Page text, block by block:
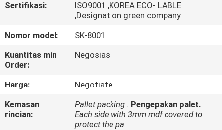
TUR
PABRIK
HUBUNGI
KAMI
BERITA
Sertifikasi:
ISO9001 ,KOREA ECO- LABLE
,Designation green company
Nomor model:
SK-8001
Kuantitas min
Order:
Negosiasi
Harga:
Negotiate
Kemasan
rincian:
Pallet packing . Pengepakan palet.
Each side with 3mm mdf covered to
protect the pa